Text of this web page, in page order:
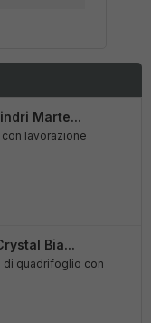
Marte...
lavorazione
Bia...
di quadrifoglio con